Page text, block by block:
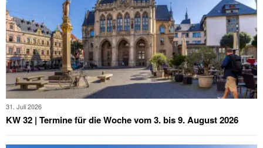
31. Juli 2026
KW 32 | Termine für die Woche vom 3. bis 9. August 2026